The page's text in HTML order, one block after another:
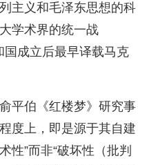
主义和毛泽东思想的科
学术界的统一战
国成立后最早译载马克
平伯《红楼梦》研究事
度上，即是源于其自建
性”而非“破坏性（批判